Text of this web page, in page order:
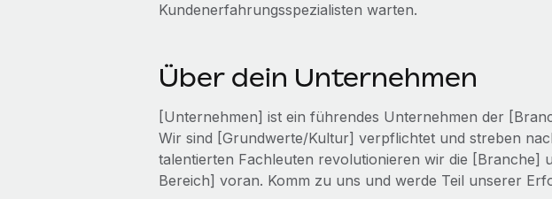
Kundenerfahrungsspezialisten warten.
Über dein Unternehmen
[Unternehmen] ist ein führendes Unternehmen der
Wir sind [Grundwerte/Kultur] verpflichtet und streben
talentierten Fachleuten revolutionieren wir die [Branche]
Bereich] voran. Komm zu uns und werde Teil unserer